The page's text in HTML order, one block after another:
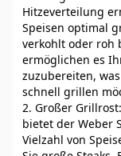
Hitzeverteilung
Speisen optimal
verkohlt oder roh
ermöglichen es
zuzubereiten,
schnell grillen
2. Großer
bietet der Weber
Vielzahl von